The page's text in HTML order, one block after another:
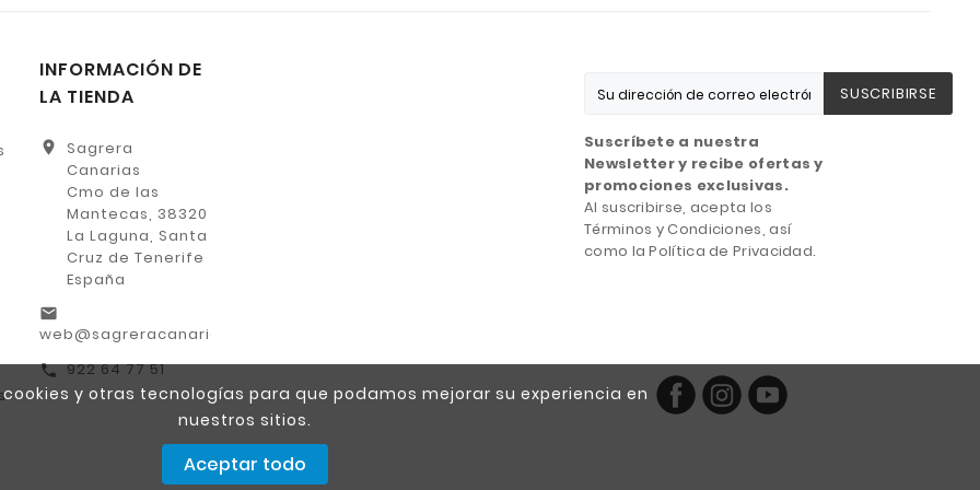
y otras tecnologías para que podamos mejorar su experiencia en
nuestros sitios.
Aceptar todo
INFORMACIÓN DE
LA TIENDA
location_on
Sagrera
Canarias
Cmo de las
Mantecas, 38320
La Laguna, Santa
Cruz de Tenerife
España
email
web@sagreracanarias.es
call 922 64 77 51
SUSCRIBIRSE
Suscríbete a nuestra
Newsletter y recibe ofertas y
promociones exclusivas.
Al suscribirse, acepta los
Términos y Condiciones, así
como la Política de Privacidad.